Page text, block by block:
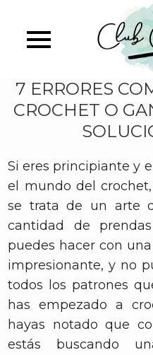
main
7 ERRORES
CROCHET O
Si eres principiante y
el mundo del
se trata de un arte
cantidad de
puedes hacer con
impresionante, y no
todos los patrones
has empezado a
hayas notado que
estás buscando